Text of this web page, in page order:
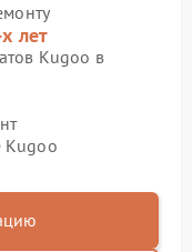
лет
Kugoo в
Kugoo